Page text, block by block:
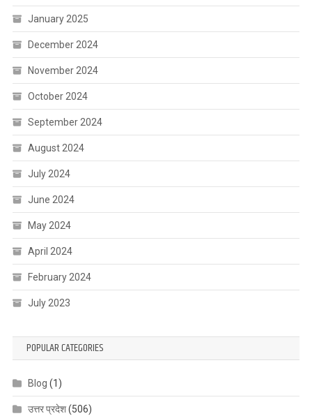
January 2025
December 2024
November 2024
October 2024
September 2024
August 2024
July 2024
June 2024
May 2024
April 2024
February 2024
July 2023
POPULAR CATEGORIES
Blog (1)
उत्तर प्रदेश(506)